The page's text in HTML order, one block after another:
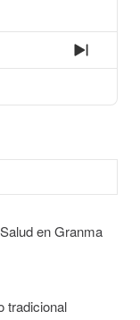
Next
en Granma
tradicional